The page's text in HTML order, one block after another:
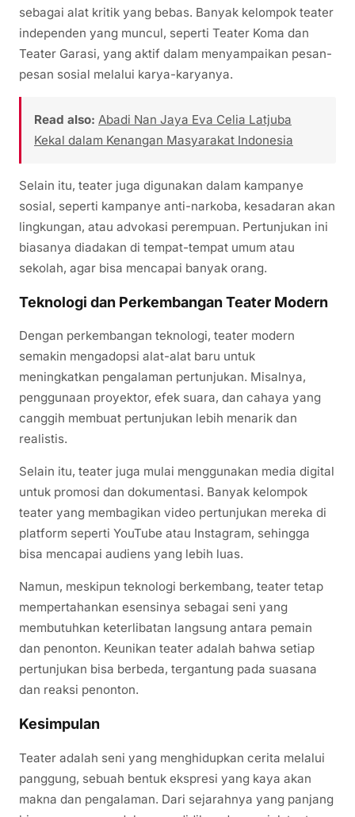
sebagai alat kritik yang bebas. Banyak kelompok teater
independen yang muncul, seperti Teater Koma dan
Teater Garasi, yang aktif dalam menyampaikan pesan-
pesan sosial melalui karya-karyanya.
Read also: Abadi Nan Jaya Eva Celia Latjuba
Kekal dalam Kenangan Masyarakat Indonesia
Selain itu, teater juga digunakan dalam kampanye
sosial, seperti kampanye anti-narkoba, kesadaran akan
lingkungan, atau advokasi perempuan. Pertunjukan ini
biasanya diadakan di tempat-tempat umum atau
sekolah, agar bisa mencapai banyak orang.
Teknologi dan Perkembangan Teater Modern
Dengan perkembangan teknologi, teater modern
semakin mengadopsi alat-alat baru untuk
meningkatkan pengalaman pertunjukan. Misalnya,
penggunaan proyektor, efek suara, dan cahaya yang
canggih membuat pertunjukan lebih menarik dan
realistis.
Selain itu, teater juga mulai menggunakan media digital
untuk promosi dan dokumentasi. Banyak kelompok
teater yang membagikan video pertunjukan mereka di
platform seperti YouTube atau Instagram, sehingga
bisa mencapai audiens yang lebih luas.
Namun, meskipun teknologi berkembang, teater tetap
mempertahankan esensinya sebagai seni yang
membutuhkan keterlibatan langsung antara pemain
dan penonton. Keunikan teater adalah bahwa setiap
pertunjukan bisa berbeda, tergantung pada suasana
dan reaksi penonton.
Kesimpulan
Teater adalah seni yang menghidupkan cerita melalui
panggung, sebuah bentuk ekspresi yang kaya akan
makna dan pengalaman. Dari sejarahnya yang panjang